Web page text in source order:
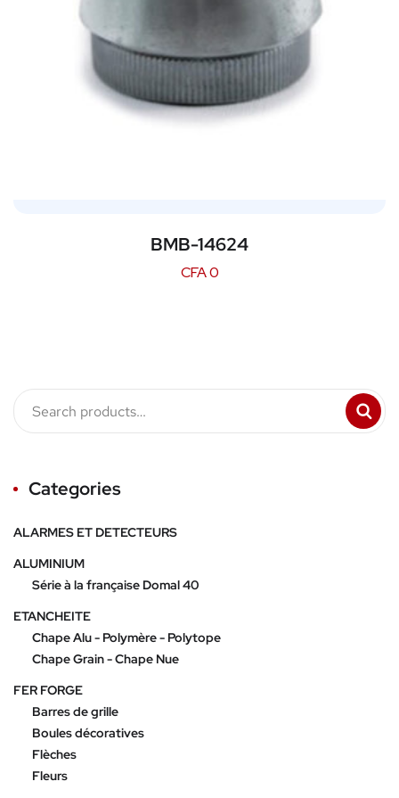
BMB-14624
CFA0
Categories
ALARMES ET DETECTEURS
ALUMINIUM
Série à la française Domal 40
ETANCHEITE
Chape Alu - Polymère - Polytope
Chape Grain - Chape Nue
FER FORGE
Barres de grille
Boules décoratives
Flèches
Fleurs